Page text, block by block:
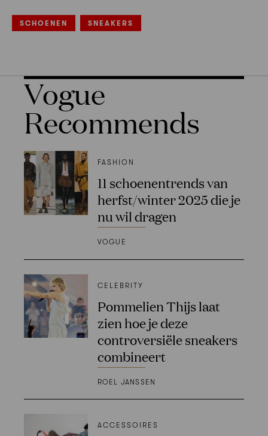
SCHOENEN SNEAKERS
Vogue
Recommends
FASHION
11 schoenentrends van
herfst/winter 2025 die je
nu wil dragen
VOGUE
CELEBRITY
Pommelien Thijs laat
zien hoe je deze
controversiële sneakers
combineert
ROEL JANSSEN
ACCESSOIRES